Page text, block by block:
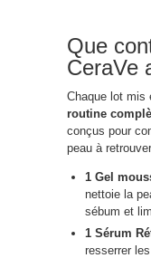
Que
CeraVe
Chaque lot mis
routine
conçus pour
peau à
1 Gel
nettoie la
sébum et
1 Sérum
resserrer